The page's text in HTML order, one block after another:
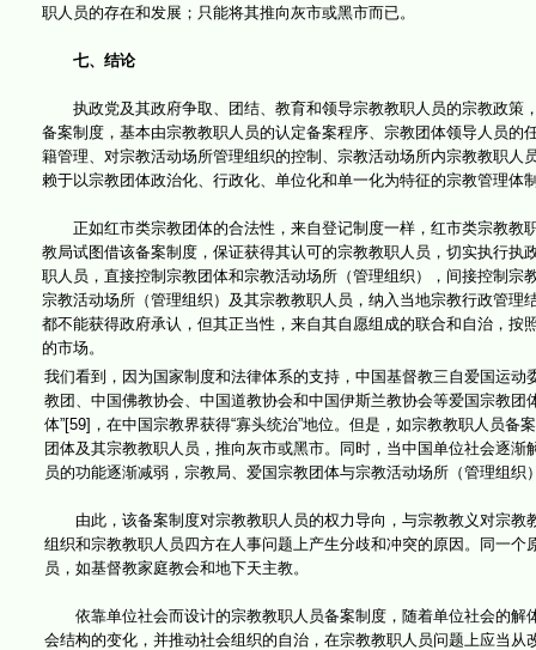
职人员的存在和发展；只能将其推向灰市或黑市而已。
七、结论
执政党及其政府争取、团结、教育和领导宗教教职人员的宗教政策
备案制度，基本由宗教教职人员的认定备案程序、宗教团体领导人员
籍管理、对宗教活动场所管理组织的控制、宗教活动场所内宗教教职
赖于以宗教团体政治化、行政化、单位化和单一化为特征的宗教管理体
正如红市类宗教团体的合法性，来自登记制度一样，红市类宗教教
教局试图借该备案制度，保证获得其认可的宗教教职人员，切实执行
职人员，直接控制宗教团体和宗教活动场所（管理组织），间接控制
宗教活动场所（管理组织）及其宗教教职人员，纳入当地宗教行政管
都不能获得政府承认，但其正当性，来自其自愿组成的联合和自治，
的市场。
我们看到，因为国家制度和法律体系的支持，中国基督教三自爱国运
教团、中国佛教协会、中国道教协会和中国伊斯兰教协会等爱国宗教
体”[59]，在中国宗教界获得“寡头统治”地位。但是，如宗教教职人员
团体及其宗教教职人员，推向灰市或黑市。同时，当中国单位社会逐
员的功能逐渐减弱，宗教局、爱国宗教团体与宗教活动场所（管理组
由此，该备案制度对宗教教职人员的权力导向，与宗教教义对宗教
组织和宗教教职人员四方在人事问题上产生分歧和冲突的原因。同一
员，如基督教家庭教会和地下天主教。
依靠单位社会而设计的宗教教职人员备案制度，随着单位社会的解
会结构的变化，并推动社会组织的自治，在宗教教职人员问题上应当从